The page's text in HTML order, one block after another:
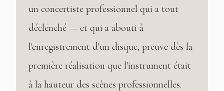
un concertiste professionnel qui a tout
déclenché — et qui a abouti à
l'enregistrement d'un disque, preuve dès la
première réalisation que l'instrument était
à la hauteur des scènes professionnelles.